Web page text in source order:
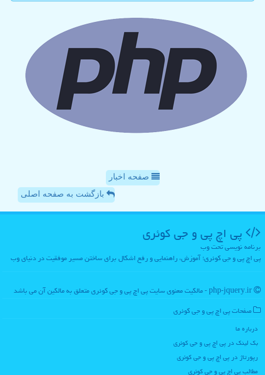
صفحه اخبار
بازگشت به صفحه اصلی
پی اچ پی و جی كوئری
برنامه نویسی تحت وب
پی اچ پی و جی کوئری؛ آموزش، راهنمایی و رفع اشکال برای ساختن مسیر موفقیت در دنیای وب
صفحات پی اچ پی و جی كوئری
درباره ما
بک لینک در پی اچ پی و جی كوئری
رپورتاژ در پی اچ پی و جی كوئری
مطالب پی اچ پی و جی كوئری